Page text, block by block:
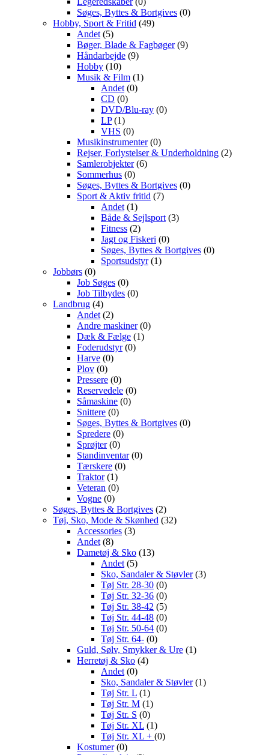
Søges, Byttes & Bortgives (0)
Hobby, Sport & Fritid (49)
Andet (5)
Bøger, Blade & Fagbøger(9)
Håndarbejde (9)
Hobby (10)
Musik & Film (1)
Andet (0)
CD (0)
DVD/Blu-ray (0)
LP(1)
VHS (0)
Musikinstrumenter(0)
Rejser, Forlystelser & Underholdning (2)
Samlerobjekter(6)
Sommerhus (0)
Søges, Byttes & Bortgives (0)
Sport & Aktiv fritid (7)
Andet (1)
Både & Sejlsport (3)
Fitness (2)
Jagt og Fiskeri (0)
Søges, Byttes & Bortgives (0)
Sportsudstyr(1)
Jobbørs (0)
Job Søges (0)
Job Tilbydes (0)
Landbrug (4)
Andet (2)
Andre maskiner(0)
Dæk & Fælge (1)
Foderudstyr(0)
Harve (0)
Plov (0)
Pressere (0)
Reservedele (0)
Såmaskine (0)
Snittere (0)
Søges, Byttes & Bortgives (0)
Spredere (0)
Sprøjter(0)
Standinventar(0)
Tærskere (0)
Traktor(1)
Veteran (0)
Vogne (0)
Søges, Byttes & Bortgives (2)
Tøj, Sko, Mode & Skønhed (32)
Accessories (3)
Andet (8)
Dametøj & Sko (13)
Andet (5)
Sko, Sandaler & Støvler(3)
Tøj Str. 28-30 (0)
Tøj Str. 32-36 (0)
Tøj Str. 38-42 (5)
Tøj Str. 44-48 (0)
Tøj Str. 50-64 (0)
Tøj Str. 64- (0)
Guld, Sølv, Smykker & Ure (1)
Herretøj & Sko (4)
Andet (0)
Sko, Sandaler & Støvler(1)
Tøj Str. L (1)
Tøj Str. M (1)
Tøj Str. S (0)
Tøj Str. XL (1)
Tøj Str. XL + (0)
Kostumer(0)